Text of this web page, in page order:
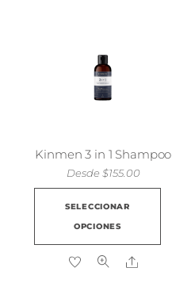
Kinmen 3 in 1 Shampoo
Desde $155.00
SELECCIONAR
OPCIONES
Share